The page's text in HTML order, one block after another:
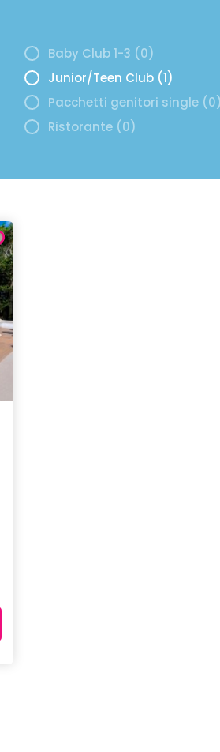
Baby Club 1-3 (0)
Junior/Teen Club (1)
Pacchetti genitori single (0)
Ristorante (0)